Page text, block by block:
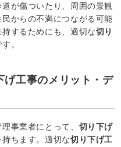
が傷ついたり、周囲の景観
からの不満につながる可能
するためにも、適切な切り
。
げ工事のメリット・デ
事業者にとって、 切り下げ
ちます。適切な切り下げ工